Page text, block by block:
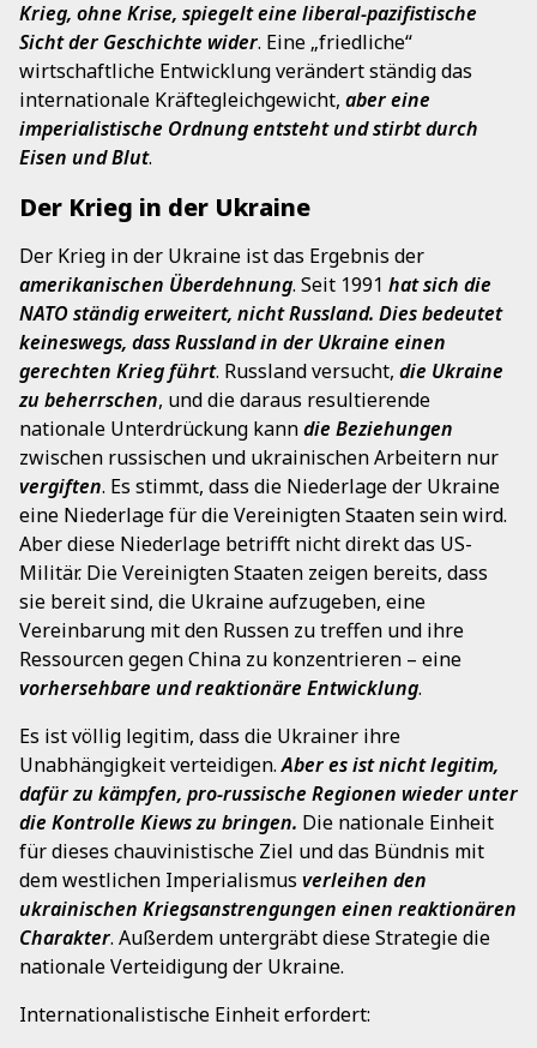
Krieg, ohne Krise, spiegelt eine liberal-pazifistische
Sicht der Geschichte wider. Eine „friedliche“
wirtschaftliche Entwicklung verändert ständig das
internationale Kräftegleichgewicht, aber eine
imperialistische Ordnung entsteht und stirbt durch
Eisen und Blut.
Der Krieg in der Ukraine
Der Krieg in der Ukraine ist das Ergebnis der
amerikanischen Überdehnung. Seit 1991 hat sich die
NATO ständig erweitert, nicht Russland. Dies bedeutet
keineswegs, dass Russland in der Ukraine einen
gerechten Krieg führt. Russland versucht, die Ukraine
zu beherrschen, und die daraus resultierende
nationale Unterdrückung kanndie Beziehungen
zwischen russischen und ukrainischen Arbeitern nur
vergiften. Es stimmt, dass die Niederlage der Ukraine
eine Niederlage für die Vereinigten Staaten sein wird.
Aber diese Niederlage betrifft nicht direkt das US-
Militär. Die Vereinigten Staaten zeigen bereits, dass
sie bereit sind, die Ukraine aufzugeben, eine
Vereinbarung mit den Russen zu treffen und ihre
Ressourcen gegen China zu konzentrieren – eine
vorhersehbare und reaktionäre Entwicklung.
Es ist völlig legitim, dass die Ukrainer ihre
Unabhängigkeit verteidigen.Aber es ist nicht legitim,
dafür zu kämpfen, pro-russische Regionen wieder unter
die Kontrolle Kiews zu bringen. Die nationale Einheit
für dieses chauvinistische Ziel und das Bündnis mit
dem westlichen Imperialismus verleihen den
ukrainischen Kriegsanstrengungen einen reaktionären
Charakter. Außerdem untergräbt diese Strategie die
nationale Verteidigung der Ukraine.
Internationalistische Einheit erfordert: